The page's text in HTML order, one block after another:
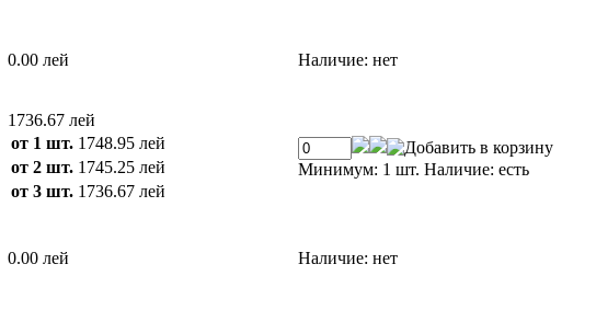
0.00 лей Наличие: нет
1736.67 лей
от 1 шт. 1748.95 лей
от 2 шт. 1745.25 лей
от 3 шт. 1736.67 лей
Минимум: 1 шт. Наличие: есть
0.00 лей Наличие: нет